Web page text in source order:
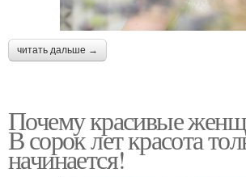
читать дальше →
Почему красивые
В сорок лет красота
начинается!